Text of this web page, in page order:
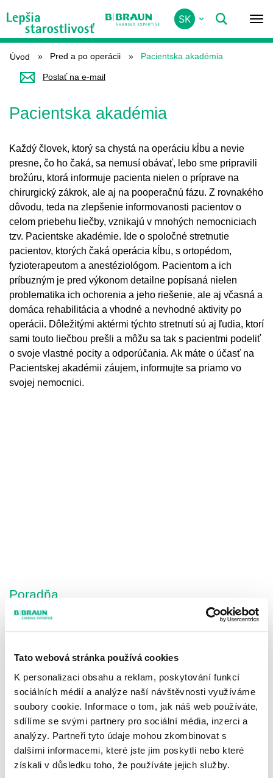
Tato webová stránka používá cookies
K personalizaci obsahu a reklam, poskytování funkcí
sociálních médií a analýze naší návštěvnosti využíváme
soubory cookie. Informace o tom, jak náš web používáte,
sdílíme se svými partnery pro sociální média, inzerci a
analýzy. Partneři tyto údaje mohou zkombinovat s
dalšími informacemi, které jste jim poskytli nebo které
získali v důsledku toho, že používáte jejich služby.
to
main
content
SK
PRED A PO OPERÁCII
Úvod Pred a po operácii Pacientska akadémia
Poslať na e-mail
Pacientska akadémia
Každý človek, ktorý sa chystá na operáciu kĺbu a nevie
presne, čo ho čaká, sa nemusí obávať, lebo sme pripravili
brožúru, ktorá informuje pacienta nielen o príprave na
chirurgický zákrok, ale aj na pooperačnú fázu. Z rovnakého
dôvodu, teda na zlepšenie informovanosti pacientov o
celom priebehu liečby, vznikajú v mnohých nemocniciach
tzv. Pacientske akadémie. Ide o spoločné stretnutie
pacientov, ktorých čaká operácia kĺbu, s ortopédom,
fyzioterapeutom a anestéziológom. Pacientom a ich
príbuzným je pred výkonom detailne popísaná nielen
problematika ich ochorenia a jeho riešenie, ale aj včasná a
domáca rehabilitácia a vhodné a nevhodné aktivity po
operácii. Dôležitými aktérmi týchto stretnutí sú aj ľudia, ktorí
sami touto liečbou prešli a môžu sa tak s pacientmi podeliť
o svoje vlastné pocity a odporúčania. Ak máte o účasť na
Pacientskej akadémii záujem, informujte sa priamo vo
svojej nemocnici.
Poradňa